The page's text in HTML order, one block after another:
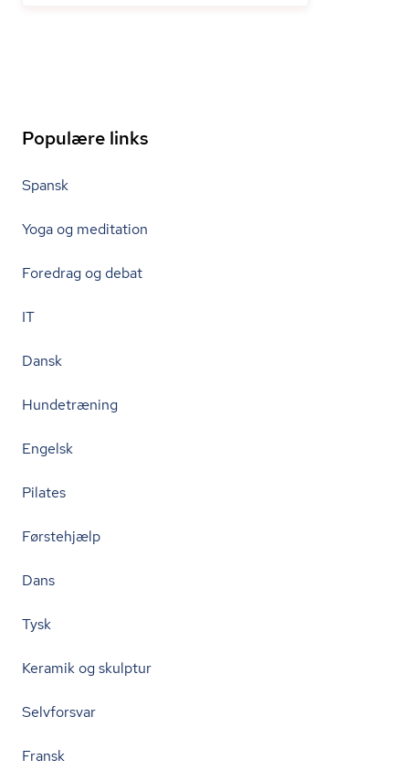
Populære links
Spansk
Yoga og meditation
Foredrag og debat
IT
Dansk
Hundetræning
Engelsk
Pilates
Førstehjælp
Dans
Tysk
Keramik og skulptur
Selvforsvar
Fransk